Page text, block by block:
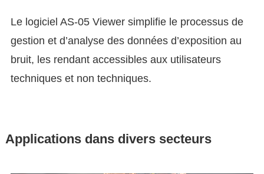
Le logiciel AS-05 Viewer simplifie le processus de
gestion et d’analyse des données d’exposition au
bruit, les rendant accessibles aux utilisateurs
techniques et non techniques.
Applications dans divers secteurs